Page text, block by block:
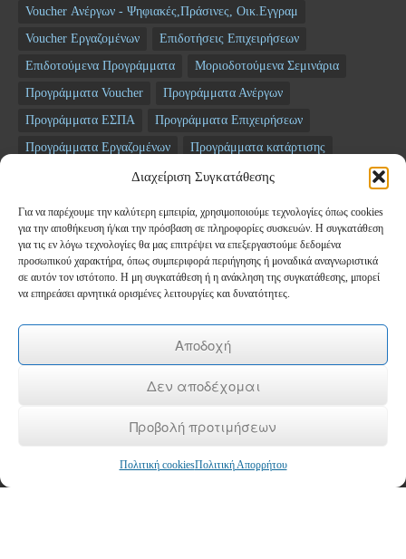
Διαχείριση Συγκατάθεσης
Για να παρέχουμε την καλύτερη εμπειρία, χρησιμοποιούμε τεχνολογίες όπως cookies
για την αποθήκευση ή/και την πρόσβαση σε πληροφορίες συσκευών. Η συγκατάθεση
για τις εν λόγω τεχνολογίες θα μας επιτρέψει να επεξεργαστούμε δεδομένα
προσωπικού χαρακτήρα, όπως συμπεριφορά περιήγησης ή μοναδικά αναγνωριστικά
σε αυτόν τον ιστότοπο. Η μη συγκατάθεση ή η ανάκληση της συγκατάθεσης, μπορεί
να επηρεάσει αρνητικά ορισμένες λειτουργίες και δυνατότητες.
Αποδοχή
Δεν αποδέχομαι
Προβολή προτιμήσεων
Πολιτική cookiesΠολιτική Απορρήτου
Voucher Ανέργων - Ψηφιακές,Πράσινες, Οικ.Εγγραμ
Voucher Εργαζομένων
Επιδοτήσεις Επιχειρήσεων
Επιδοτούμενα Προγράμματα
Μοριοδοτούμενα Σεμινάρια
Προγράμματα Voucher
Προγράμματα Ανέργων
Προγράμματα ΕΣΠΑ
Προγράμματα Επιχειρήσεων
Προγράμματα Εργαζομένων
Προγράμματα κατάρτισης
ΤΑΜΕΙΟ ΑΝΑΚΑΜΨΗΣ
Newsletter
Email*
Όνομα